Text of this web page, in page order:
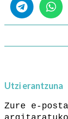
Utzi erantzuna
Zure e-